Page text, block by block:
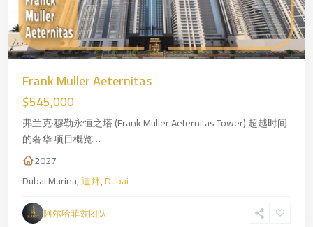
Frank Muller Aeternitas
$545,000
弗兰克·穆勒永恒之塔 (Frank Muller Aeternitas Tower) 超越时间
的奢华 项目概览…
2027
Dubai Marina,迪拜,Dubai
阿尔哈菲兹团队
Güneşli
—
欧
洲
一
侧
伊
斯
坦
布